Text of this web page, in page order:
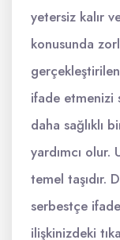
yetersiz kalır
konusunda
gerçekleştirilen
ifade etmenizi
daha sağlıklı
yardımcı olur.
temel taşıdır.
serbestçe
ilişkinizdeki